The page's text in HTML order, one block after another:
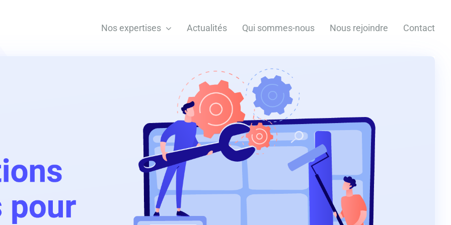
Nos expertises Actualités Qui sommes-nous Nous rejoindre Contact